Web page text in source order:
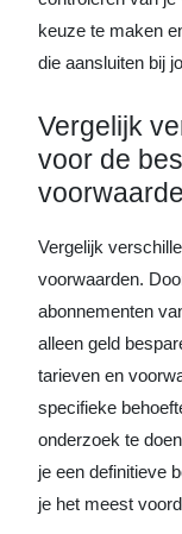
keuze te maken
die aansluiten bij
Vergelijk
voor de
Vergelijk
voorwaarden.
abonnementen
alleen geld
tarieven en
specifieke
onderzoek te
je een definitieve
je het meest